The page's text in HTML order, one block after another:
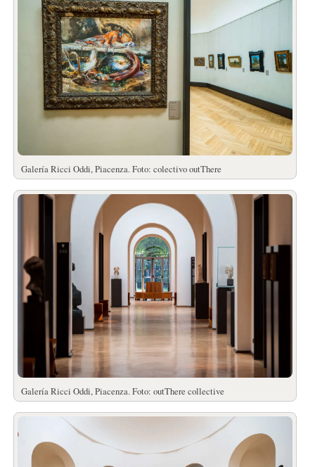
Galería Ricci Oddi, Piacenza. Foto: colectivo outThere
Galería Ricci Oddi, Piacenza. Foto: outThere collective